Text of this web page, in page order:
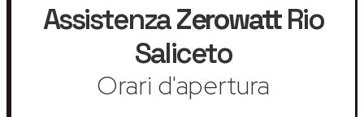
AssistenzaZerowattRio
Saliceto
Orari d'apertura